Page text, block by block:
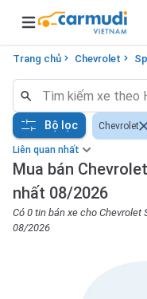
Open main menu
Trang chủ Chevrolet
Liên quan nhất
Mua bán
nhất 08/2026
Có 0 tin bán xe cho
08/2026
Bộ lọc Chevrolet